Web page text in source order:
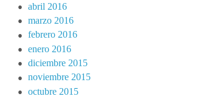
abril 2016
marzo 2016
febrero 2016
enero 2016
diciembre 2015
noviembre 2015
octubre 2015